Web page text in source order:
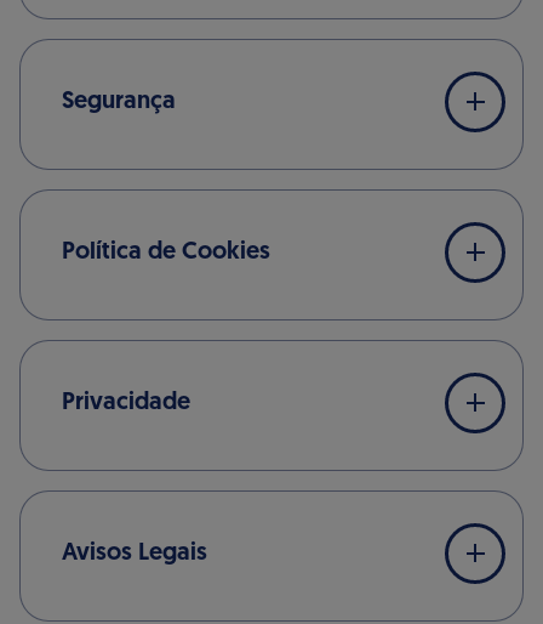
Segurança
Política de Cookies
Privacidade
Avisos Legais